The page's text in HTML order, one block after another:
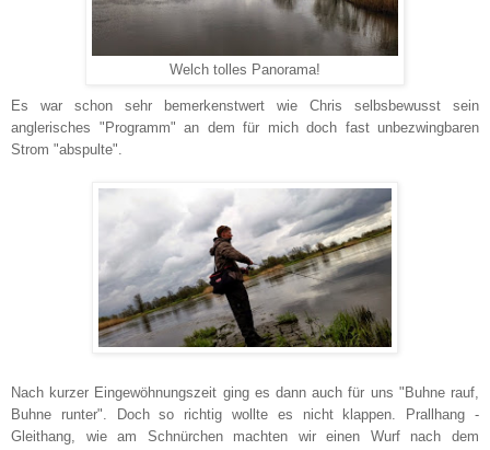
Welch tolles Panorama!
Es war schon sehr bemerkenstwert wie Chris selbsbewusst sein
anglerisches "Programm" an dem für mich doch fast unbezwingbaren
Strom "abspulte".
Nach kurzer Eingewöhnungszeit ging es dann auch für uns "Buhne rauf,
Buhne runter". Doch so richtig wollte es nicht klappen. Prallhang -
Gleithang, wie am Schnürchen machten wir einen Wurf nach dem